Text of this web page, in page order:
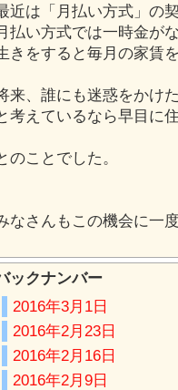
近は「月払い方式」の
払い方式では一時金が
きをすると毎月の家賃
来、誰にも迷惑をかけ
考えているなら早目に
のことでした。
なさんもこの機会に一
ックナンバー
2016年3月1日
2016年2月23日
2016年2月16日
2016年2月9日